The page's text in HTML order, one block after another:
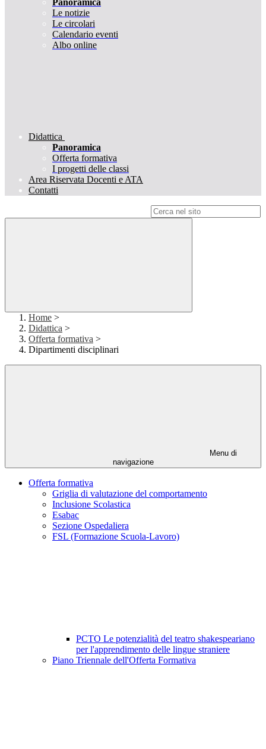
Panoramica
Le notizie
Le circolari
Calendario eventi
Albo online
Didattica
Panoramica
Offerta formativa
I progetti delle classi
Area Riservata Docenti e ATA
Contatti
Home >
Didattica >
Offerta formativa >
Dipartimenti disciplinari
Menu di
navigazione
Offerta formativa
Griglia di valutazione del comportamento
Inclusione Scolastica
Esabac
Sezione Ospedaliera
FSL (Formazione Scuola-Lavoro)
PCTO Le potenzialità del teatro shakespeariano
per l'apprendimento delle lingue straniere
Piano Triennale dell'Offerta Formativa